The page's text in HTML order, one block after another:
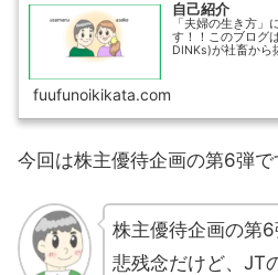
自己紹介
「夫婦の生き方」
す！！このブログ
DINKs)が社畜から
fuufunoikikata.com
今回は株主優待企画の第6弾で
株主優待企画の第6
悲残念だけど、JT